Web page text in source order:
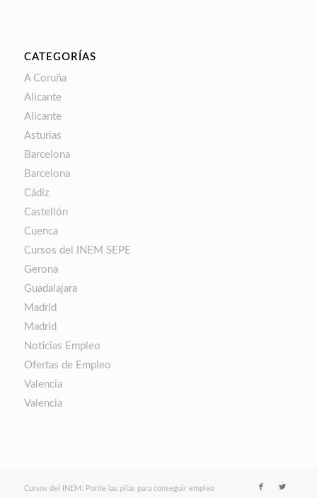
CATEGORÍAS
A Coruña
Alicante
Alicante
Asturias
Barcelona
Barcelona
Cádiz
Castellón
Cuenca
Cursos del INEM SEPE
Gerona
Guadalajara
Madrid
Madrid
Noticias Empleo
Ofertas de Empleo
Valencia
Valencia
Cursos del INEM: Ponte las pilas para conseguir empleo